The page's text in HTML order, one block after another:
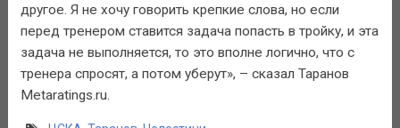
другое. Я не хочу говорить крепкие слова, но если
перед тренером ставится задача попасть в тройку, и эта
задача не выполняется, то это вполне логично, что с
тренера спросят, а потом уберут», – сказал Таранов
Metaratings.ru.